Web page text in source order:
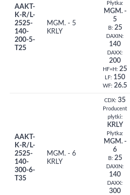
AAKT-
K-R/L-
2525-
140-
200-5-
T25
MGM. - 5
KRLY
Płytka:
MGM. -
5
B: 25
DAXIN:
140
DAXX:
200
HF=H: 25
LF: 150
WF: 26.5
AAKT-
K-R/L-
2525-
140-
300-6-
T35
MGM. - 6
KRLY
CDX: 35
Producent
płytki:
KRLY
Płytka:
MGM. -
6
B: 25
DAXIN:
140
DAXX:
300